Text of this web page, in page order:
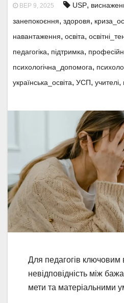
ВЕР 9, 2025 USP,
занепокоєння, здоровя,
навантаження, освіта,
педагогіка, підтримка,
психологічна_допомога,
українська_освіта, УСП, учителі,
Для педагогів ключовим
невідповідність між
мети та матеріальними